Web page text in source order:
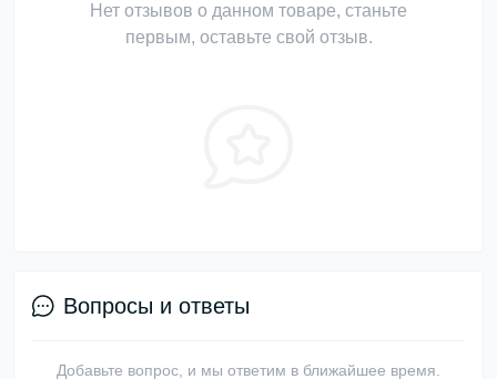
Нет отзывов о данном товаре, станьте
первым, оставьте свой отзыв.
Вопросы и ответы
Добавьте вопрос, и мы ответим в ближайшее время.